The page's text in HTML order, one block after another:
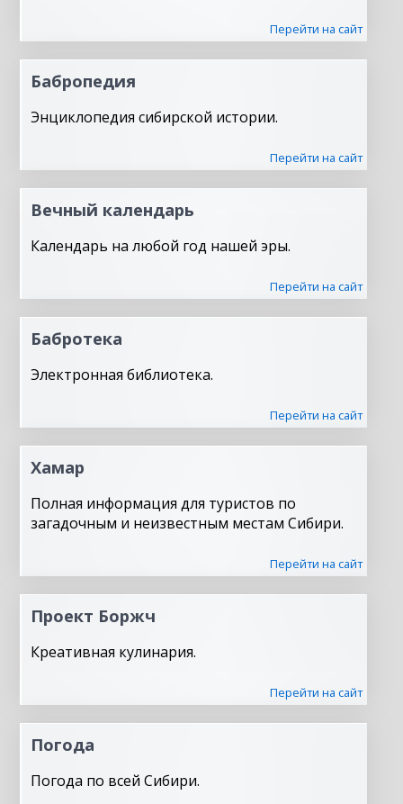
Перейти на сайт
Бабропедия
Энциклопедия сибирской истории.
Перейти на сайт
Вечный календарь
Календарь на любой год нашей эры.
Перейти на сайт
Бабротека
Электронная библиотека.
Перейти на сайт
Хамар
Полная информация для туристов по
загадочным и неизвестным местам Сибири.
Перейти на сайт
Проект Боржч
Креативная кулинария.
Перейти на сайт
Погода
Погода по всей Сибири.